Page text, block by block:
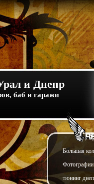
и Днепр
баб и гаражи
Большая
Фотографии
тюнинг